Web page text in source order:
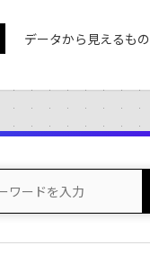
データから見えるもの